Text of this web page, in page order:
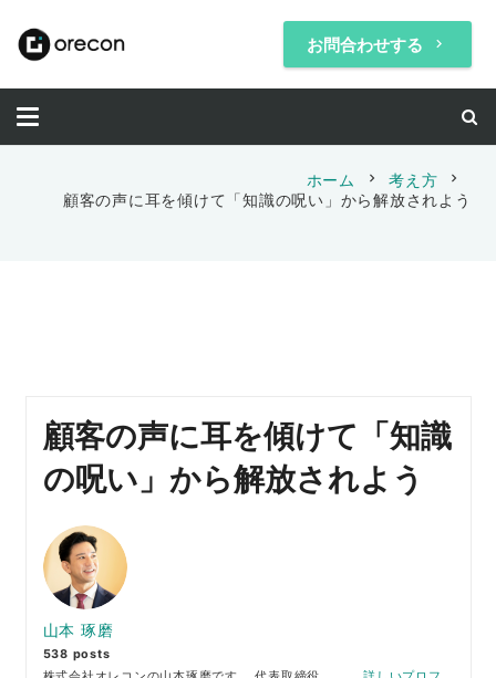
お問合わせする keyboard_arrow_right
ホーム chevron_right 考え方 chevron_right
顧客の声に耳を傾けて「知識の呪い」から解放されよう
顧客の声に耳を傾けて「知識
の呪い」から解放されよう
山本 琢磨
538 posts